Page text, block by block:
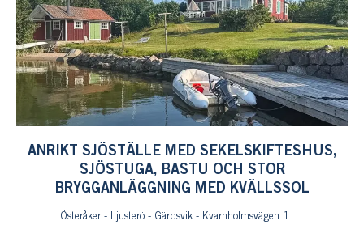
ANRIKT SJÖSTÄLLE MED SEKELSKIFTESHUS,
SJÖSTUGA, BASTU OCH STOR
BRYGGANLÄGGNING MED KVÄLLSSOL
Österåker - Ljusterö - Gärdsvik - Kvarnholmsvägen 1